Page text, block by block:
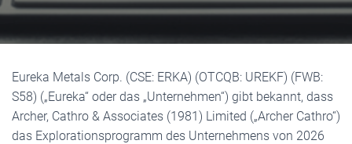
T
N
Eureka Metals Corp. (CSE: ERKA) (OTCQB: UREKF) (FWB:
S58) („Eureka“ oder das „Unternehmen“) gibt bekannt, dass
Archer, Cathro & Associates (1981) Limited („Archer Cathro“)
das Explorationsprogramm des Unternehmens von 2026